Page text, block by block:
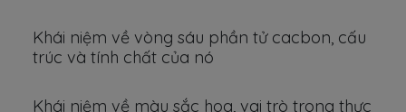
Khái niệm về vòng sáu phần tử cacbon, cấu
trúc và tính chất của nó
Khái niệm về màu sắc hoa, vai trò trong thực